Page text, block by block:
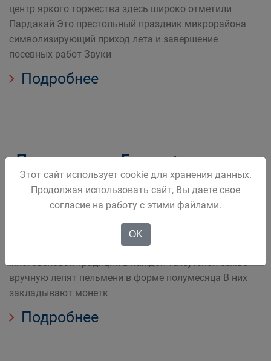
центр яркого торжества здесь широко отметили
Пардакай Это престольный праздник микрорайона
символизирующий приход лета и завершение
посевных работ Звуки
Подробнее
«Пельменек» в Белово: телеуты
отметили праздник накануне
Крещения!
Накануне Крещения в Белово отпраздновали
национальный праздник Пельменек 18 января по
многовековой традиции в каждой телеутской семье
вручную лепят пельмени в форме полумесяца В них
закладывают монетк
Подробнее
Этот сайт использует cookie для хранения данных.
Продолжая использовать сайт, Вы даете свое
согласие на работу с этими файлами.
OK